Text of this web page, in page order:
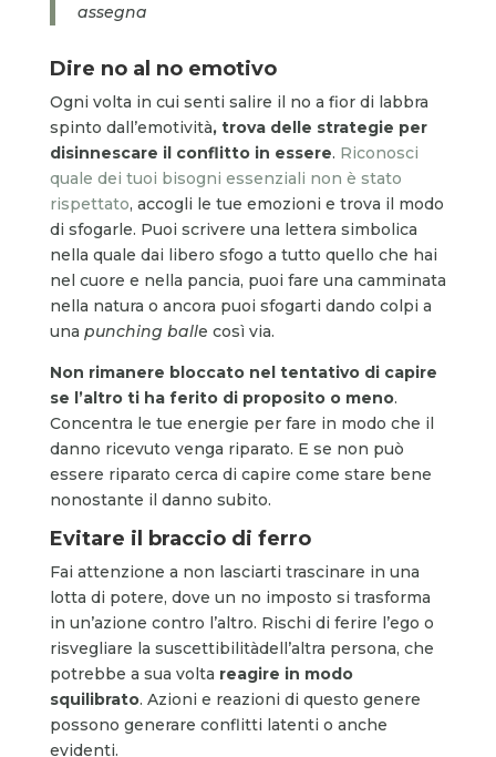
assegna
Dire no al no emotivo
Ogni volta in cui senti salire il no a fior di labbra
spinto dall’emotività, trova delle strategie per
disinnescare il conflitto in essere. Riconosci
quale dei tuoi bisogni essenziali non è stato
rispettato, accogli le tue emozioni e trova il modo
di sfogarle. Puoi scrivere una lettera simbolica
nella quale dai libero sfogo a tutto quello che hai
nel cuore e nella pancia, puoi fare una camminata
nella natura o ancora puoi sfogarti dando colpi a
una punching balle così via.
Non rimanere bloccato nel tentativo di capire
se l’altro ti ha ferito di proposito o meno.
Concentra le tue energie per fare in modo che il
danno ricevuto venga riparato. E se non può
essere riparato cerca di capire come stare bene
nonostante il danno subito.
Evitare il braccio di ferro
Fai attenzione a non lasciarti trascinare in una
lotta di potere, dove un no imposto si trasforma
in un’azione contro l’altro. Rischi di ferire l’ego o
risvegliare la suscettibilitàdell’altra persona, che
potrebbe a sua volta reagire in modo
squilibrato. Azioni e reazioni di questo genere
possono generare conflitti latenti o anche
evidenti.